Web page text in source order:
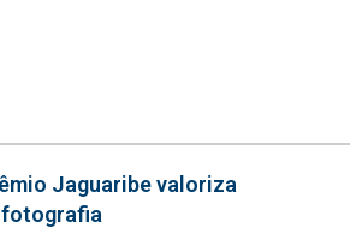
Jaguaribe valoriza